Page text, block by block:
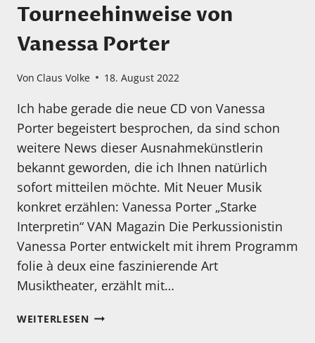
Tourneehinweise von
Vanessa Porter
Von Claus Volke 18. August 2022
Ich habe gerade die neue CD von Vanessa
Porter begeistert besprochen, da sind schon
weitere News dieser Ausnahmekünstlerin
bekannt geworden, die ich Ihnen natürlich
sofort mitteilen möchte. Mit Neuer Musik
konkret erzählen: Vanessa Porter „Starke
Interpretin“ VAN Magazin Die Perkussionistin
Vanessa Porter entwickelt mit ihrem Programm
folie à deux eine faszinierende Art
Musiktheater, erzählt mit…
WEITERLESENWEITERE